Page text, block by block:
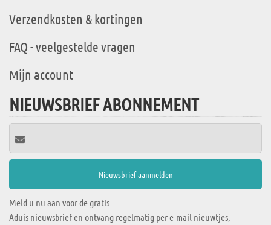
Verzendkosten & kortingen
FAQ - veelgestelde vragen
Mijn account
NIEUWSBRIEF ABONNEMENT
Meld u nu aan voor de gratis
Aduis nieuwsbrief en ontvang regelmatig per e-mail nieuwtjes,